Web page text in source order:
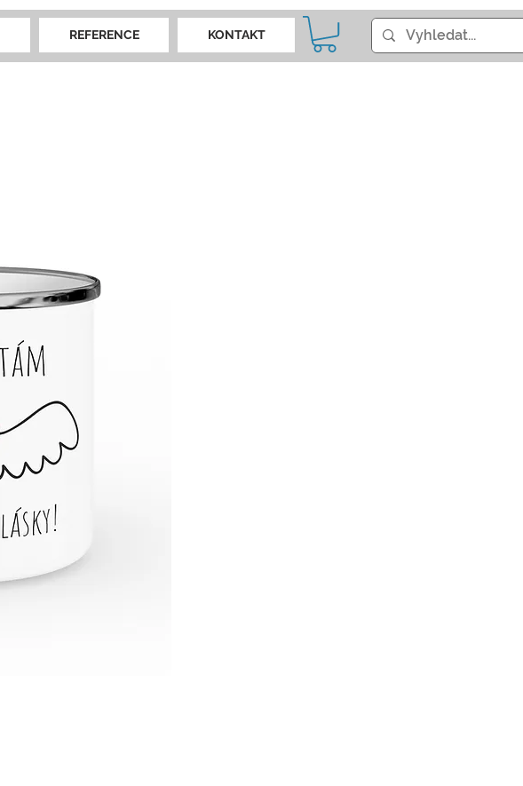
REFERENCE KONTAKT